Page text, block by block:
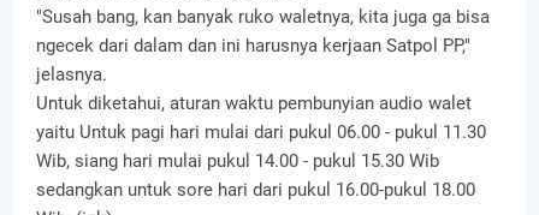
"Susah bang, kan banyak ruko waletnya, kita juga ga bisa
ngecek dari dalam dan ini harusnya kerjaan Satpol PP,"
jelasnya.
Untuk diketahui, aturan waktu pembunyian audio walet
yaitu Untuk pagi hari mulai dari pukul 06.00 - pukul 11.30
Wib, siang hari mulai pukul 14.00 - pukul 15.30 Wib
sedangkan untuk sore hari dari pukul 16.00-pukul 18.00